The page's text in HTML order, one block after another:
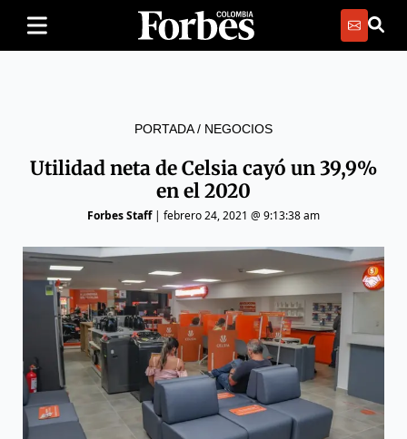
PORTADA/ NEGOCIOS
Utilidad neta de Celsia cayó un 39,9%
en el 2020
Forbes Staff| febrero 24, 2021 @ 9:13:38 am